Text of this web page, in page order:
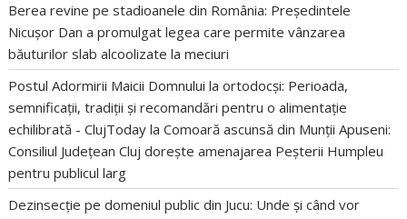
Berea revine pe stadioanele din România: Președintele
Nicușor Dan a promulgat legea care permite vânzarea
băuturilor slab alcoolizate la meciuri
Postul Adormirii Maicii Domnului la ortodocși: Perioada,
semnificații, tradiții și recomandări pentru o alimentație
echilibrată - ClujToday laComoară ascunsă din Munții Apuseni:
Consiliul Județean Cluj dorește amenajarea Peșterii Humpleu
pentru publicul larg
Dezinsecție pe domeniul public din Jucu: Unde și când vor